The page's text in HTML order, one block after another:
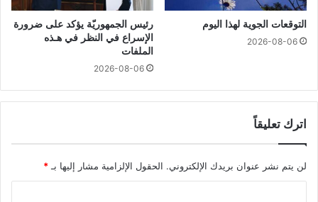
التوقعات الجوية لهذا اليوم
2026-08-06
رئيس الجمهوريّة يؤكد على ضرورة
الإسراع في النظر في هـذه
الملفات
2026-08-06
اترك تعليقاً
لن يتم نشر عنوان بريدك الإلكتروني. الحقول الإلزامية مشار إليها بـ *